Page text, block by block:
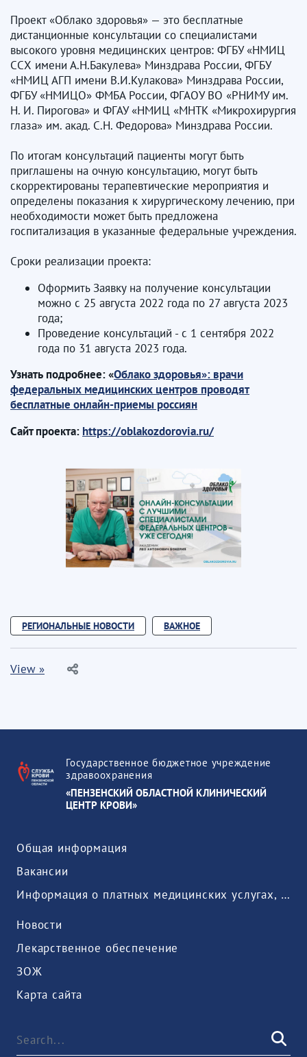
Проект «Облако здоровья» — это бесплатные
дистанционные консультации со специалистами
высокого уровня медицинских центров: ФГБУ «НМИЦ
ССХ имени А.Н.Бакулева» Минздрава России, ФГБУ
«НМИЦ АГП имени В.И.Кулакова» Минздрава России,
ФГБУ «НМИЦО» ФМБА России, ФГАОУ ВО «РНИМУ им.
Н. И. Пирогова» и ФГАУ «НМИЦ «МНТК «Микрохирургия
глаза» им. акад. С.Н. Федорова» Минздрава России.
По итогам консультаций пациенты могут быть
приглашены на очную консультацию, могут быть
скорректированы терапевтические мероприятия и
определены показания к хирургическому лечению, при
необходимости может быть предложена
госпитализация в указанные федеральные учреждения.
Сроки реализации проекта:
Оформить Заявку на получение консультации
можно с 25 августа 2022 года по 27 августа 2023
года;
Проведение консультаций - с 1 сентября 2022
года по 31 августа 2023 года.
Узнать подробнее: «Облако здоровья»: врачи
федеральных медицинских центров проводят
бесплатные онлайн-приемы россиян
Сайт проекта: https://oblakozdorovia.ru/
РЕГИОНАЛЬНЫЕ НОВОСТИ ВАЖНОЕ
View »
Государственное бюджетное учреждение
здравоохранения
«ПЕНЗЕНСКИЙ ОБЛАСТНОЙ КЛИНИЧЕСКИЙ
ЦЕНТР КРОВИ»
Общая информация
Вакансии
Информация о платных медицинских услугах, предоставляемых медицинской организацией
Новости
Лекарственное обеспечение
ЗОЖ
Карта сайта